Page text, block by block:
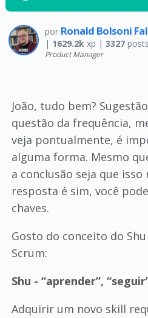
por Ronald Bolsoni
| 1629.2kxp | 3327posts
Product Manager
João, tudo bem?
questão da frequência,
veja pontualmente, é
alguma forma. Mesmo
a conclusão seja que isso
resposta é sim, você
chaves.
Gosto do conceito do
Scrum:
Shu - “aprender”,
Adquirir um novo skill